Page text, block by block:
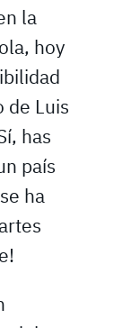
la
hoy
de Luis
has
país
ha